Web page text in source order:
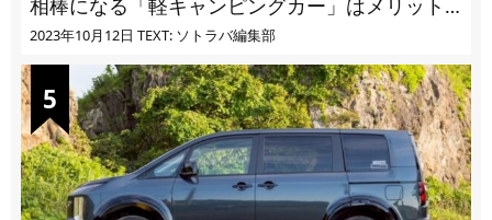
相棒になる「軽キャンピングカー」はメリット
ばかり
2023年10月12日 TEXT: ソトラバ編集部